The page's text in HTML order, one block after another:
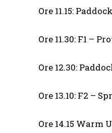
Ore 11.15:
Ore 11.30: F1 –
Ore 12.30:
Ore 13.10: F2 –
Ore 14.15 Warm